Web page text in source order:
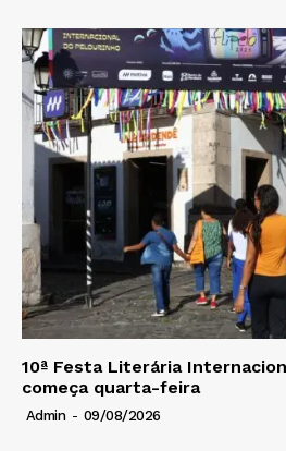
10ª Festa Literária
começa quarta-feira
Admin - 09/08/2026